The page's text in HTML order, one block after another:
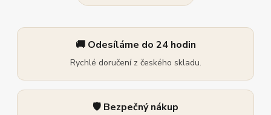
🚚 Odesíláme do 24 hodin
Rychlé doručení z českého skladu.
🛡️ Bezpečný nákup